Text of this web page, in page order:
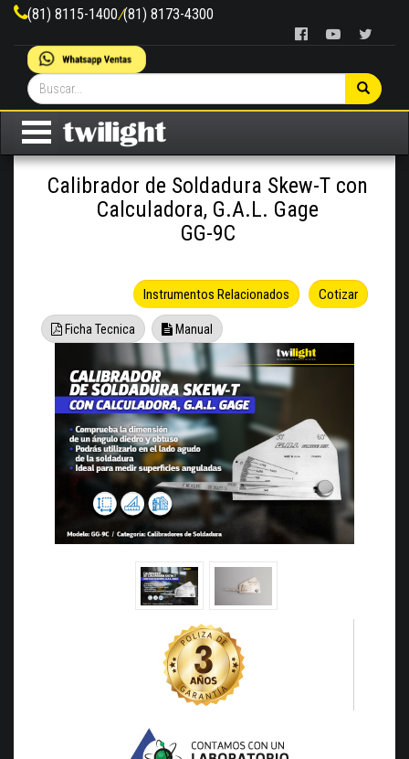
(81) 8115-1400/(81) 8173-4300
Calibrador de Soldadura Skew-T con
Calculadora, G.A.L. Gage
GG-9C
Cotizar
Instrumentos Relacionados
Ficha Tecnica Manual